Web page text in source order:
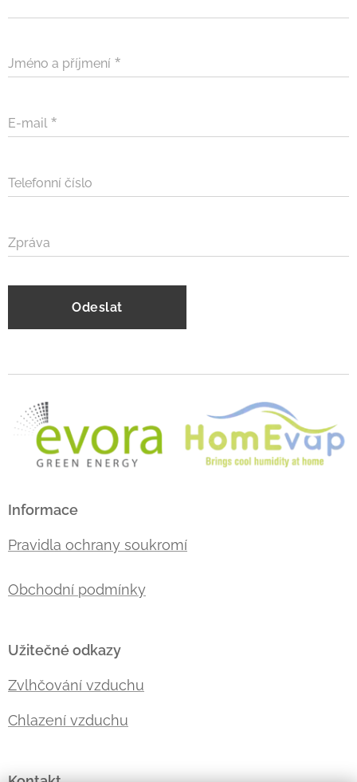
Jméno a příjmení
E-mail
Telefonní číslo
Zpráva
Odeslat
Informace
Pravidla ochrany soukromí
Obchodní podmínky
Užitečné odkazy
Zvlhčování vzduchu
Chlazení vzduchu